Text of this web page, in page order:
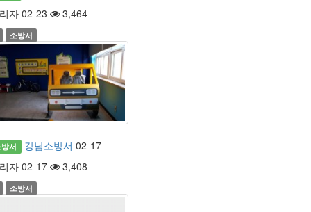
자 02-23
3,464
소방서
서 강남소방서 02-17
자 02-17
3,408
소방서